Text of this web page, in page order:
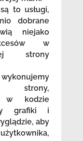
to usługi,
dobrane
niejako
w
strony
strony,
w kodzie
grafiki i
aby